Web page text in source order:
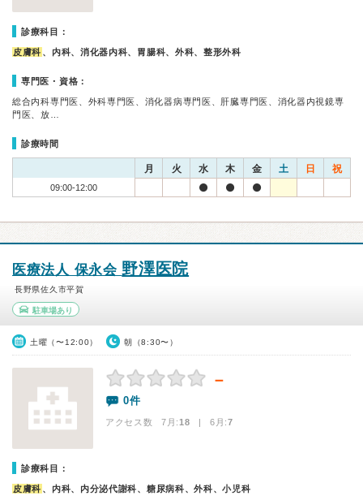
診療科目：
皮膚科 、内科、消化器内科、胃腸科、外科、整形外科
専門医・資格：
総合内科専門医、外科専門医、消化器病専門医、肝臓専門医、消化器内視鏡専
門医、放…
診療時間
月 火 水 木 金 土 日 祝
09:00-12:00
医療法人 保永会野澤医院
長野県佐久市平賀
駐車場あり
土曜（〜12:00） 朝（8:30〜）
－
0件
アクセス数 7月:18 | 6月:7
診療科目：
皮膚科 、内科、内分泌代謝科、糖尿病科、外科、小児科